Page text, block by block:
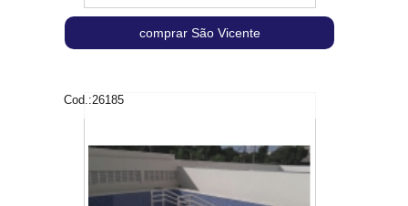
comprar São Vicente
Cod.:26185